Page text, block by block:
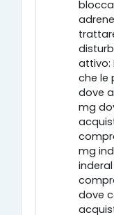
attivo:
che le
dove
mg
mg
dove